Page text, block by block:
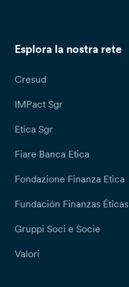
Esplora la nostra rete
Cresud
IMPact Sgr
Etica Sgr
Fiare Banca Etica
Fondazione Finanza Etica
Fundación Finanzas Éticas
Gruppi Soci e Socie
Valori